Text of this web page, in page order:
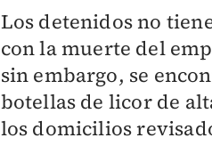
Los detenidos no
con la muerte del
sin embargo, se
botellas de licor de
los domicilios